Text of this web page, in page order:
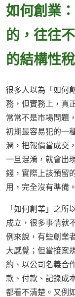
如何創業
的，往往
的結構性
很多人以為「如何
務，但實務上，真
常常不是市場問題
初期最容易犯的一
潤，把報價當成交
一旦混淆，就會出
錢，實際上該預留
用，完全沒有準備。
「如何創業」之
成立，很多事情就
例來說，有些創業
大感覺；但當接案
約、以公司名義合
款、付款、記錄成
都看不清楚。又例